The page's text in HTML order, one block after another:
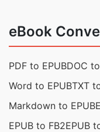
eBook
PDF to EPUBDOC
Word to EPUBTXT
Markdown to EPUB
EPUB to FB2EPUB